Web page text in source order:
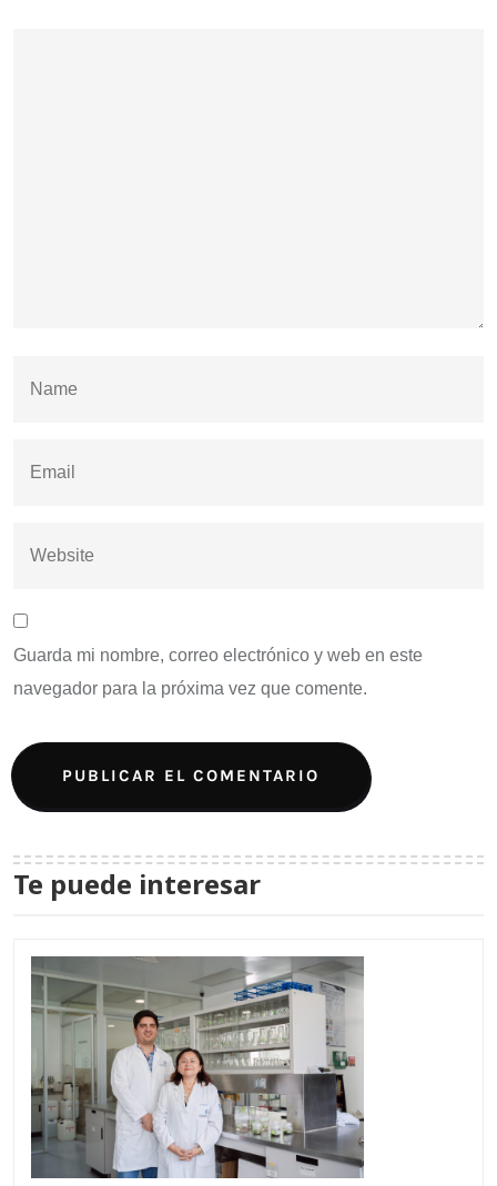
Guarda mi nombre, correo electrónico y web en este
navegador para la próxima vez que comente.
Te puede interesar